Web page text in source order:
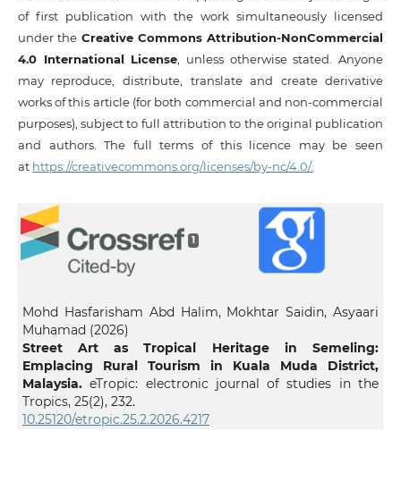
of first publication with the work simultaneously licensed
under the Creative Commons Attribution-NonCommercial
4.0 International License , unless otherwise stated. Anyone
may reproduce, distribute, translate and create derivative
works of this article (for both commercial and non-commercial
purposes), subject to full attribution to the original publication
and authors. The full terms of this licence may be seen
at https://creativecommons.org/licenses/by-nc/4.0/.
1
Mohd Hasfarisham Abd Halim, Mokhtar Saidin, Asyaari
Muhamad (2026)
Street Art as Tropical Heritage in Semeling:
Emplacing Rural Tourism in Kuala Muda District,
Malaysia.eTropic: electronic journal of studies in the
Tropics, 25(2), 232.
10.25120/etropic.25.2.2026.4217